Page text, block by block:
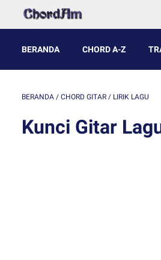
BERANDA CHORD A-Z
BERANDA / CHORD GITAR / LIRIK LAGU
Kunci Gitar